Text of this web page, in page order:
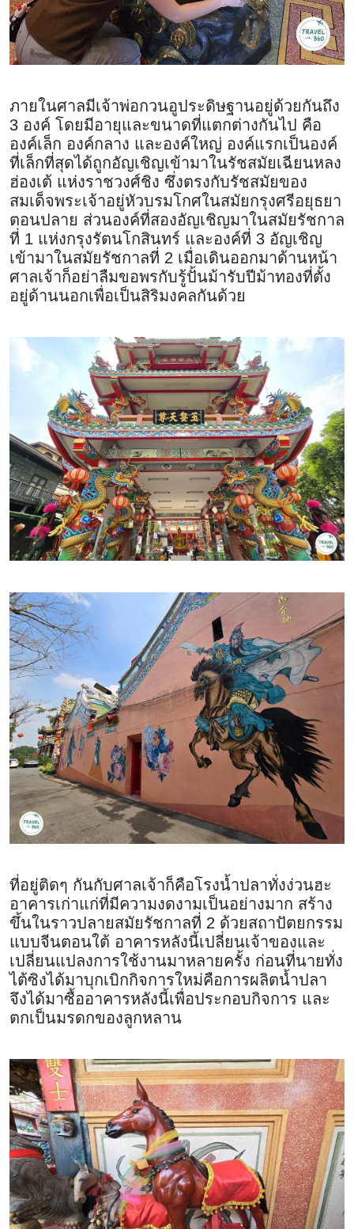
ภายในศาลมีเจ้าพ่อกวนอูประดิษฐานอยู่ด้วยกันถึง
3 องค์ โดยมีอายุและขนาดที่แตกต่างกันไป คือ
องค์เล็ก องค์กลาง และองค์ใหญ่ องค์แรกเป็นองค์
ที่เล็กที่สุดได้ถูกอัญเชิญเข้ามาในรัชสมัยเฉียนหลง
ฮ่องเต้ แห่งราชวงศ์ชิง ซึ่งตรงกับรัชสมัยของ
สมเด็จพระเจ้าอยู่หัวบรมโกศในสมัยกรุงศรีอยุธยา
ตอนปลาย ส่วนองค์ที่สองอัญเชิญมาในสมัยรัชกาล
ที่ 1 แห่งกรุงรัตนโกสินทร์ และองค์ที่ 3 อัญเชิญ
เข้ามาในสมัยรัชกาลที่ 2 เมื่อเดินออกมาด้านหน้า
ศาลเจ้าก็อย่าลืมขอพรกับรู้ปั้นม้ารับปีม้าทองที่ตั้ง
อยู่ด้านนอกเพื่อเป็นสิริมงคลกันด้วย
ที่อยู่ติดๆ กันกับศาลเจ้าก็คือโรงน้ำปลาทั่งง่วนฮะ
อาคารเก่าแก่ที่มีความงดงามเป็นอย่างมาก สร้าง
ขึ้นในราวปลายสมัยรัชกาลที่ 2 ด้วยสถาปัตยกรรม
แบบจีนตอนใต้ อาคารหลังนี้เปลี่ยนเจ้าของและ
เปลี่ยนแปลงการใช้งานมาหลายครั้ง ก่อนที่นายทั่ง
ไต้ซิงได้มาบุกเบิกกิจการใหม่คือการผลิตน้ำปลา
จึงได้มาซื้ออาคารหลังนี้เพื่อประกอบกิจการ และ
ตกเป็นมรดกของลูกหลาน